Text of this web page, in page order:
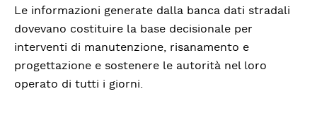
Le informazioni generate dalla banca dati stradali
dovevano costituire la base decisionale per
interventi di manutenzione, risanamento e
progettazione e sostenere le autorità nel loro
operato di tutti i giorni.